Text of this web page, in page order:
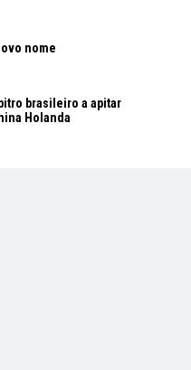
nome
brasileiro a apitar
Holanda